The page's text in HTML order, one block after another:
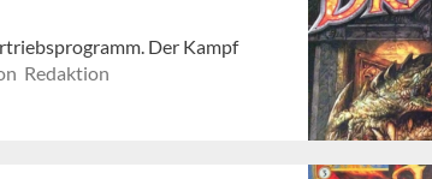
Der Kampf
Redaktion